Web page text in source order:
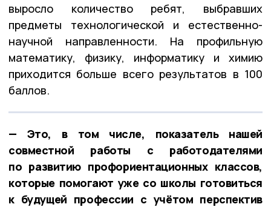
выросло количество ребят, выбравших
предметы технологической и естественно-
научной направленности. На профильную
математику, физику, информатику и химию
приходится больше всего результатов в 100
баллов.
— Это, в том числе, показатель нашей
совместной работы с работодателями
по развитию профориентационных классов,
которые помогают уже со школы готовиться
к будущей профессии с учётом перспектив